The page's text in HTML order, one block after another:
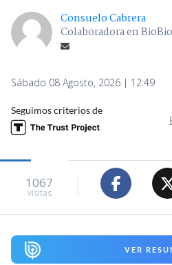
Consuelo Cabrera
Colaboradora en
Sábado 08 Agosto, 2026 | 12:49
Seguimos criterios de
1067
visitas
VER